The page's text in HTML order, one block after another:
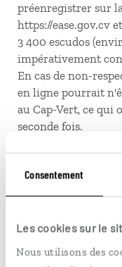
Consentement
Les cookies sur le
Nous utilisons des
préenregistrer sur
https://ease.gov.cv
3 400 escudos
impérativement
En cas de non-
en ligne pourrait
au Cap-Vert, ce qui
seconde fois.
démarches.
de plus de 16 ans :
régler aux hôteliers
de votre voyagiste.